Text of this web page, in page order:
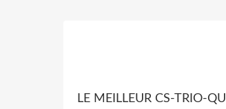
LE MEILLEUR CS-TRIO-